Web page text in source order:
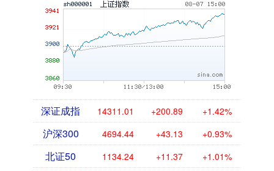
深证成指 14311.01 +200.89 +1.42%
沪深300 4694.44 +43.13 +0.93%
北证50 1134.24 +11.37 +1.01%